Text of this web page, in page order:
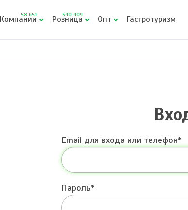
Компании
58 651 Розница
540 409 Опт Гастротуризм
Email для входа или телефон
Пароль